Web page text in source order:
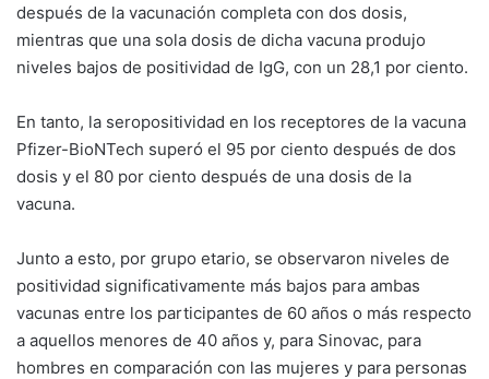
después de la vacunación completa con dos dosis,
mientras que una sola dosis de dicha vacuna produjo
niveles bajos de positividad de IgG, con un 28,1 por ciento.
En tanto, la seropositividad en los receptores de la vacuna
Pfizer-BioNTech superó el 95 por ciento después de dos
dosis y el 80 por ciento después de una dosis de la
vacuna.
Junto a esto, por grupo etario, se observaron niveles de
positividad significativamente más bajos para ambas
vacunas entre los participantes de 60 años o más respecto
a aquellos menores de 40 años y, para Sinovac, para
hombres en comparación con las mujeres y para personas